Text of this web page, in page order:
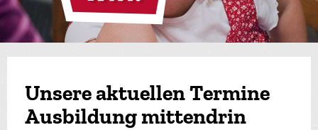
Unsere aktuellen Termine
Ausbildung mittendrin